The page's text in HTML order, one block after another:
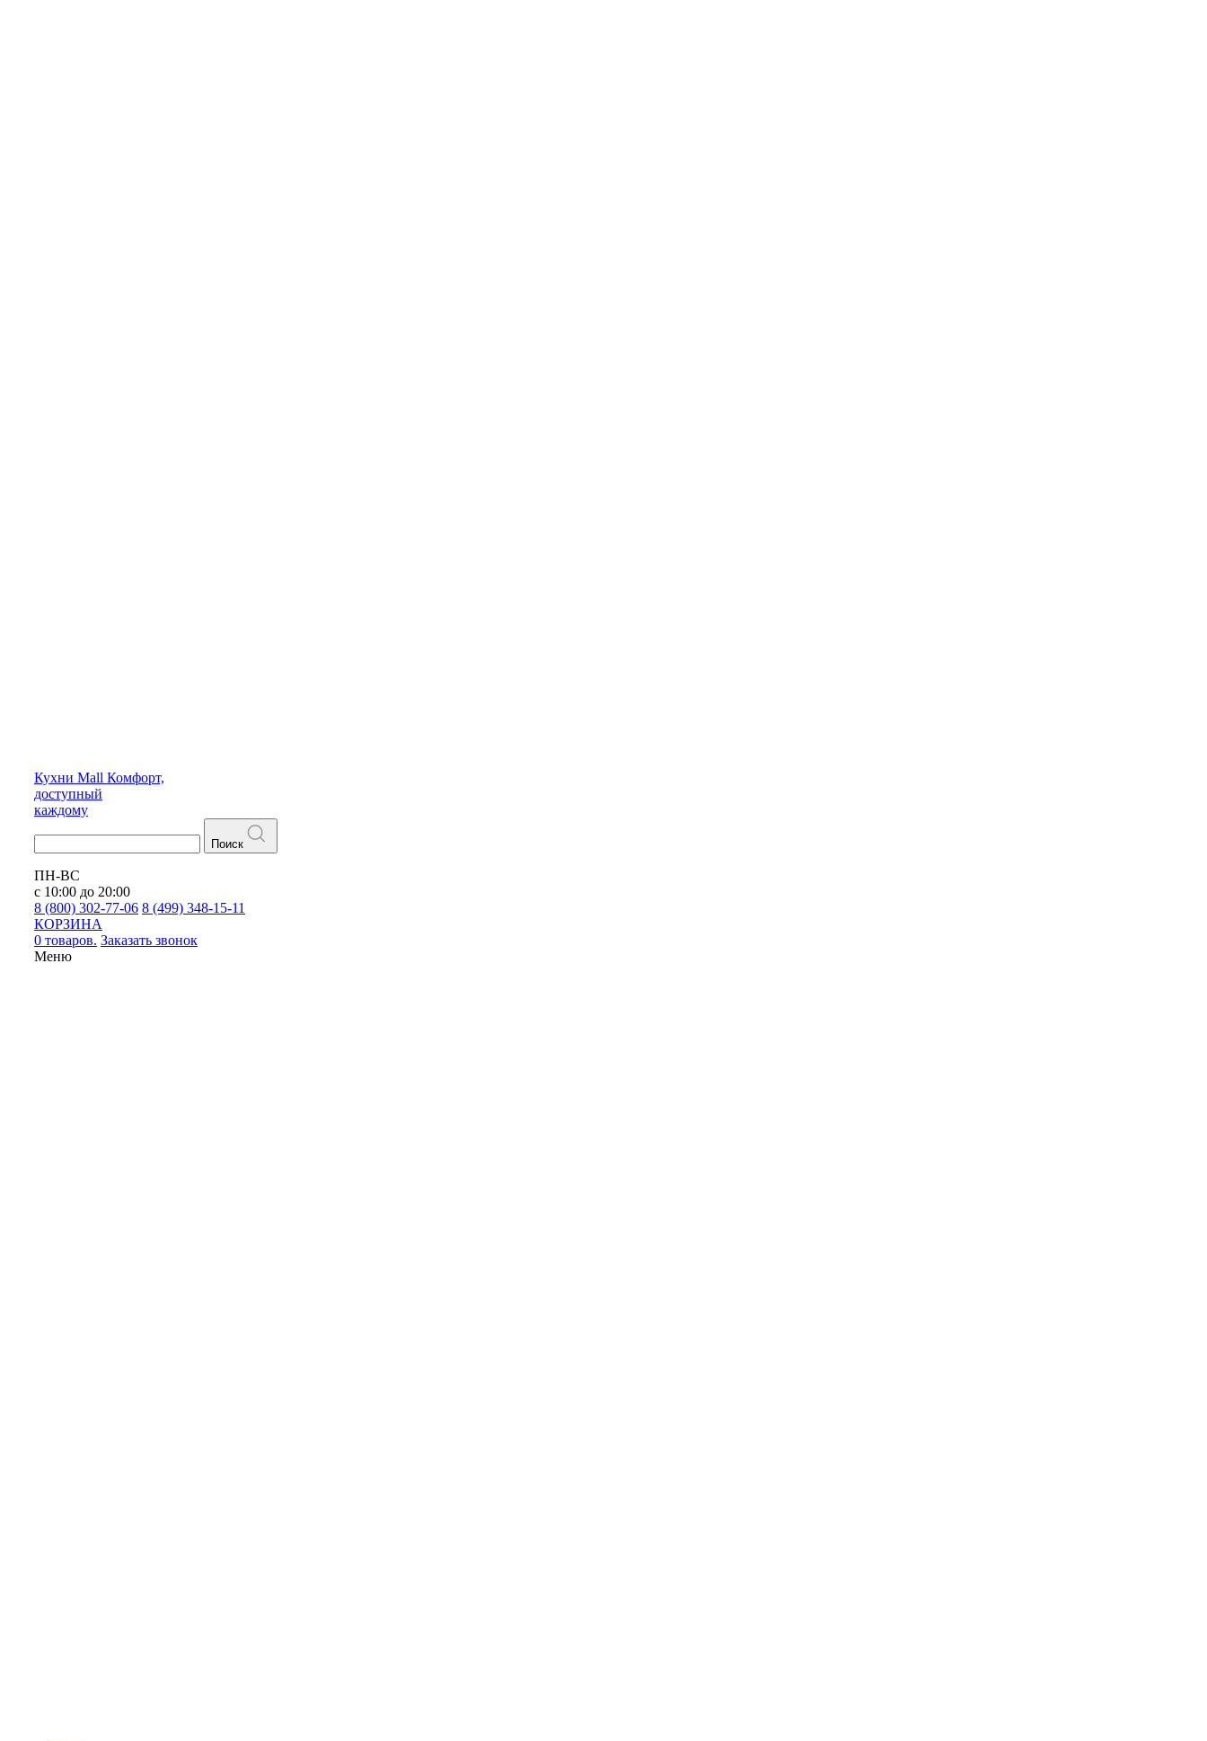
Кухни Mall Комфорт,
доступный
каждому
Поиск
ПН-ВС
с 10:00 до 20:00
8 (800) 302-77-06 8 (499) 348-15-11
КОРЗИНА
0 товаров. Заказать звонок
Меню